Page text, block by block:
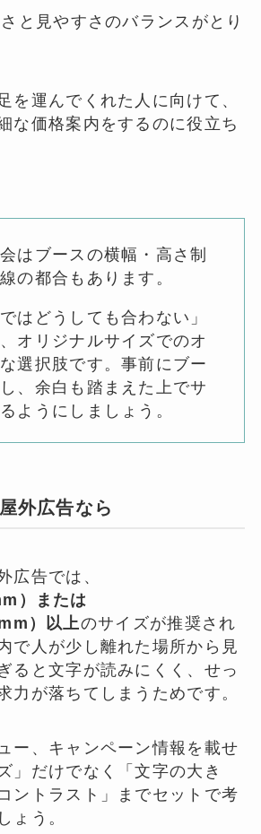
と見やすさのバランスがとり
を運んでくれた人に向けて、
な価格案内をするのに役立ち
はブースの横幅・高さ制
の都合もあります。
はどうしても合わない」
オリジナルサイズでのオ
選択肢です。事前にブー
、余白も踏まえた上でサ
ようにしましょう。
外広告なら
広告では、
）または
）以上のサイズが推奨され
で人が少し離れた場所から見
ると文字が読みにくく、せっ
力が落ちてしまうためです。
ー、キャンペーン情報を載せ
」だけでなく「文字の大き
ントラスト」までセットで考
ょう。